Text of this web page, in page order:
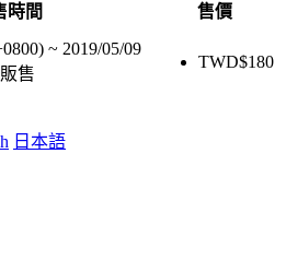
時間
售價
~ 2019/05/09
售
TWD$180
日本語